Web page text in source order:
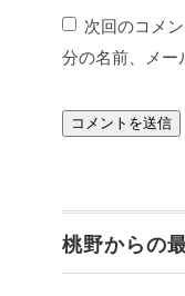
次回のコメ
分の名前、メー
桃野からの